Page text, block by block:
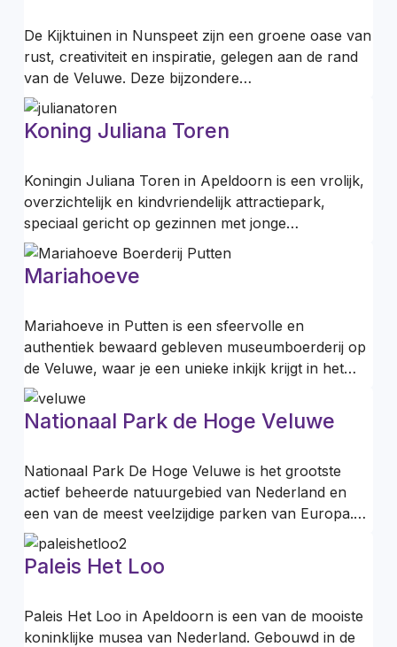
De Kijktuinen in Nunspeet zijn een groene oase van
rust, creativiteit en inspiratie, gelegen aan de rand
van de Veluwe. Deze bijzondere…
Koning Juliana Toren
Koningin Juliana Toren in Apeldoorn is een vrolijk,
overzichtelijk en kindvriendelijk attractiepark,
speciaal gericht op gezinnen met jonge…
Mariahoeve
Mariahoeve in Putten is een sfeervolle en
authentiek bewaard gebleven museumboerderij op
de Veluwe, waar je een unieke inkijk krijgt in het…
Nationaal Park de Hoge Veluwe
Nationaal Park De Hoge Veluwe is het grootste
actief beheerde natuurgebied van Nederland en
een van de meest veelzijdige parken van Europa.…
Paleis Het Loo
Paleis Het Loo in Apeldoorn is een van de mooiste
koninklijke musea van Nederland. Gebouwd in de